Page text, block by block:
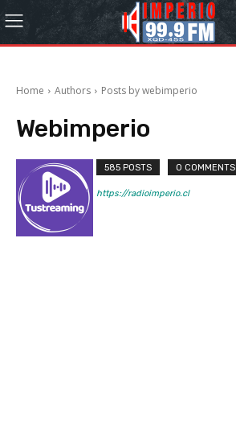
Home Authors Posts by webimperio
Webimperio
585 POSTS 0 COMMENTS
https://radioimperio.cl